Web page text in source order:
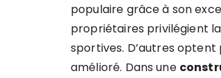
populaire grâce à son
propriétaires privilégient
sportives. D’autres
amélioré. Dans une